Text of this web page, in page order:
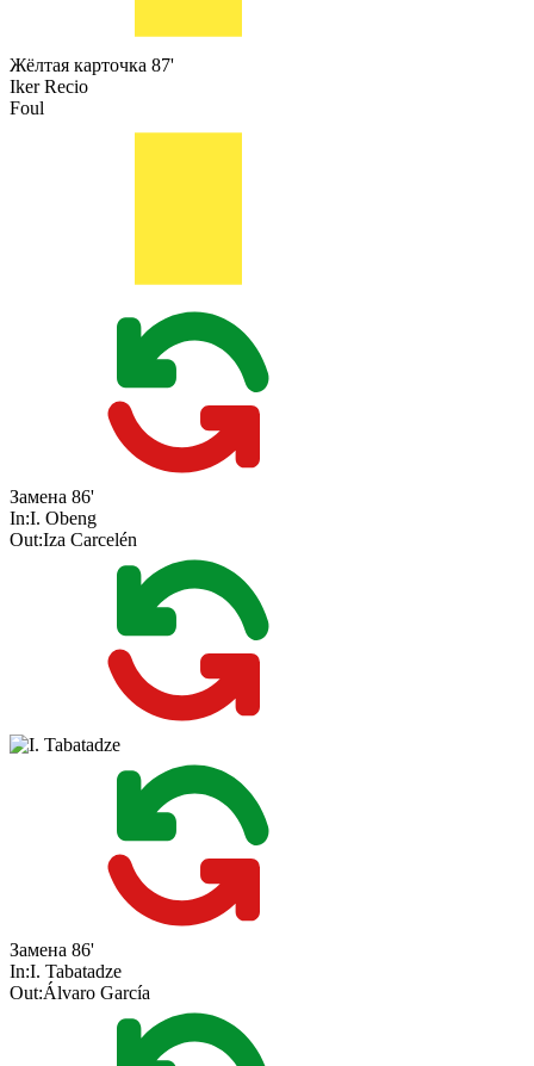
Жёлтая карточка 87'
Iker Recio
Foul
Замена 86'
In:I. Obeng
Out:Iza Carcelén
Замена 86'
In:I. Tabatadze
Out:Álvaro García